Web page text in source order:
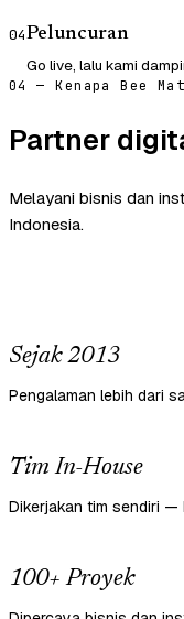
04Peluncuran
Go live, lalu kami
04 — Kenapa Bee
Partner
Melayani bisnis dan
Indonesia.
Sejak 2013
Pengalaman lebih dari
Tim In-House
Dikerjakan tim sendiri —
100+ Proyek